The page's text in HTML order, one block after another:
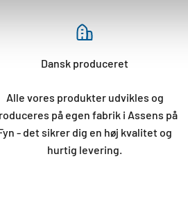
Dansk produceret
Alle vores produkter udvikles og
på egen fabrik i Assens på
- det sikrer dig en høj kvalitet og
hurtig levering.